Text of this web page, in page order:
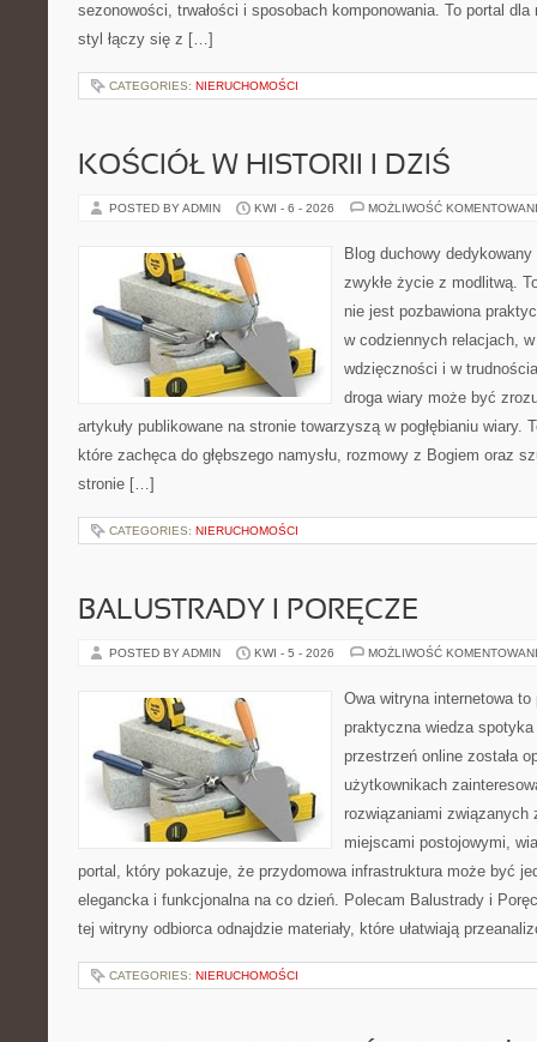
sezonowości, trwałości i sposobach komponowania. To portal
styl łączy się z […]
CATEGORIES: NIERUCHOMOŚCI
KOŚCIÓŁ W HISTORII I DZIŚ
POSTED BY ADMIN KWI - 6 - 2026 MOŻLIWOŚĆ
Blog duchowy
zwykłe życie z modlitwą.
nie jest pozbawiona
w codziennych relacjach,
wdzięczności i w
droga wiary może być
artykuły publikowane na stronie towarzyszą w pogłębianiu wiary.
które zachęca do głębszego namysłu, rozmowy z Bogiem oraz
stronie […]
CATEGORIES: NIERUCHOMOŚCI
BALUSTRADY I PORĘCZE
POSTED BY ADMIN KWI - 5 - 2026 MOŻLIWOŚĆ
Owa witryna internetowa
praktyczna wiedza
przestrzeń online została
użytkownikach
rozwiązaniami związanych
miejscami postojowymi,
portal, który pokazuje, że przydomowa infrastruktura może być
elegancka i funkcjonalna na co dzień. Polecam Balustrady i
tej witryny odbiorca odnajdzie materiały, które ułatwiają
CATEGORIES: NIERUCHOMOŚCI